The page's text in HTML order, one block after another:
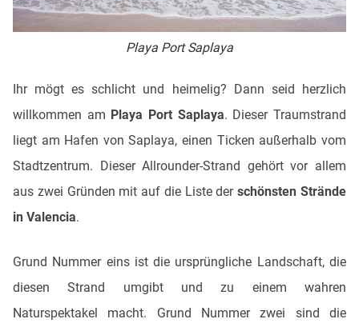
Playa Port Saplaya
Ihr mögt es schlicht und heimelig? Dann seid herzlich
willkommen am Playa Port Saplaya. Dieser Traumstrand
liegt am Hafen von Saplaya, einen Ticken außerhalb vom
Stadtzentrum. Dieser Allrounder-Strand gehört vor allem
aus zwei Gründen mit auf die Liste derschönsten Strände
in Valencia.
Grund Nummer eins ist die ursprüngliche Landschaft, die
diesen Strand umgibt und zu einem wahren
Naturspektakel macht. Grund Nummer zwei sind die